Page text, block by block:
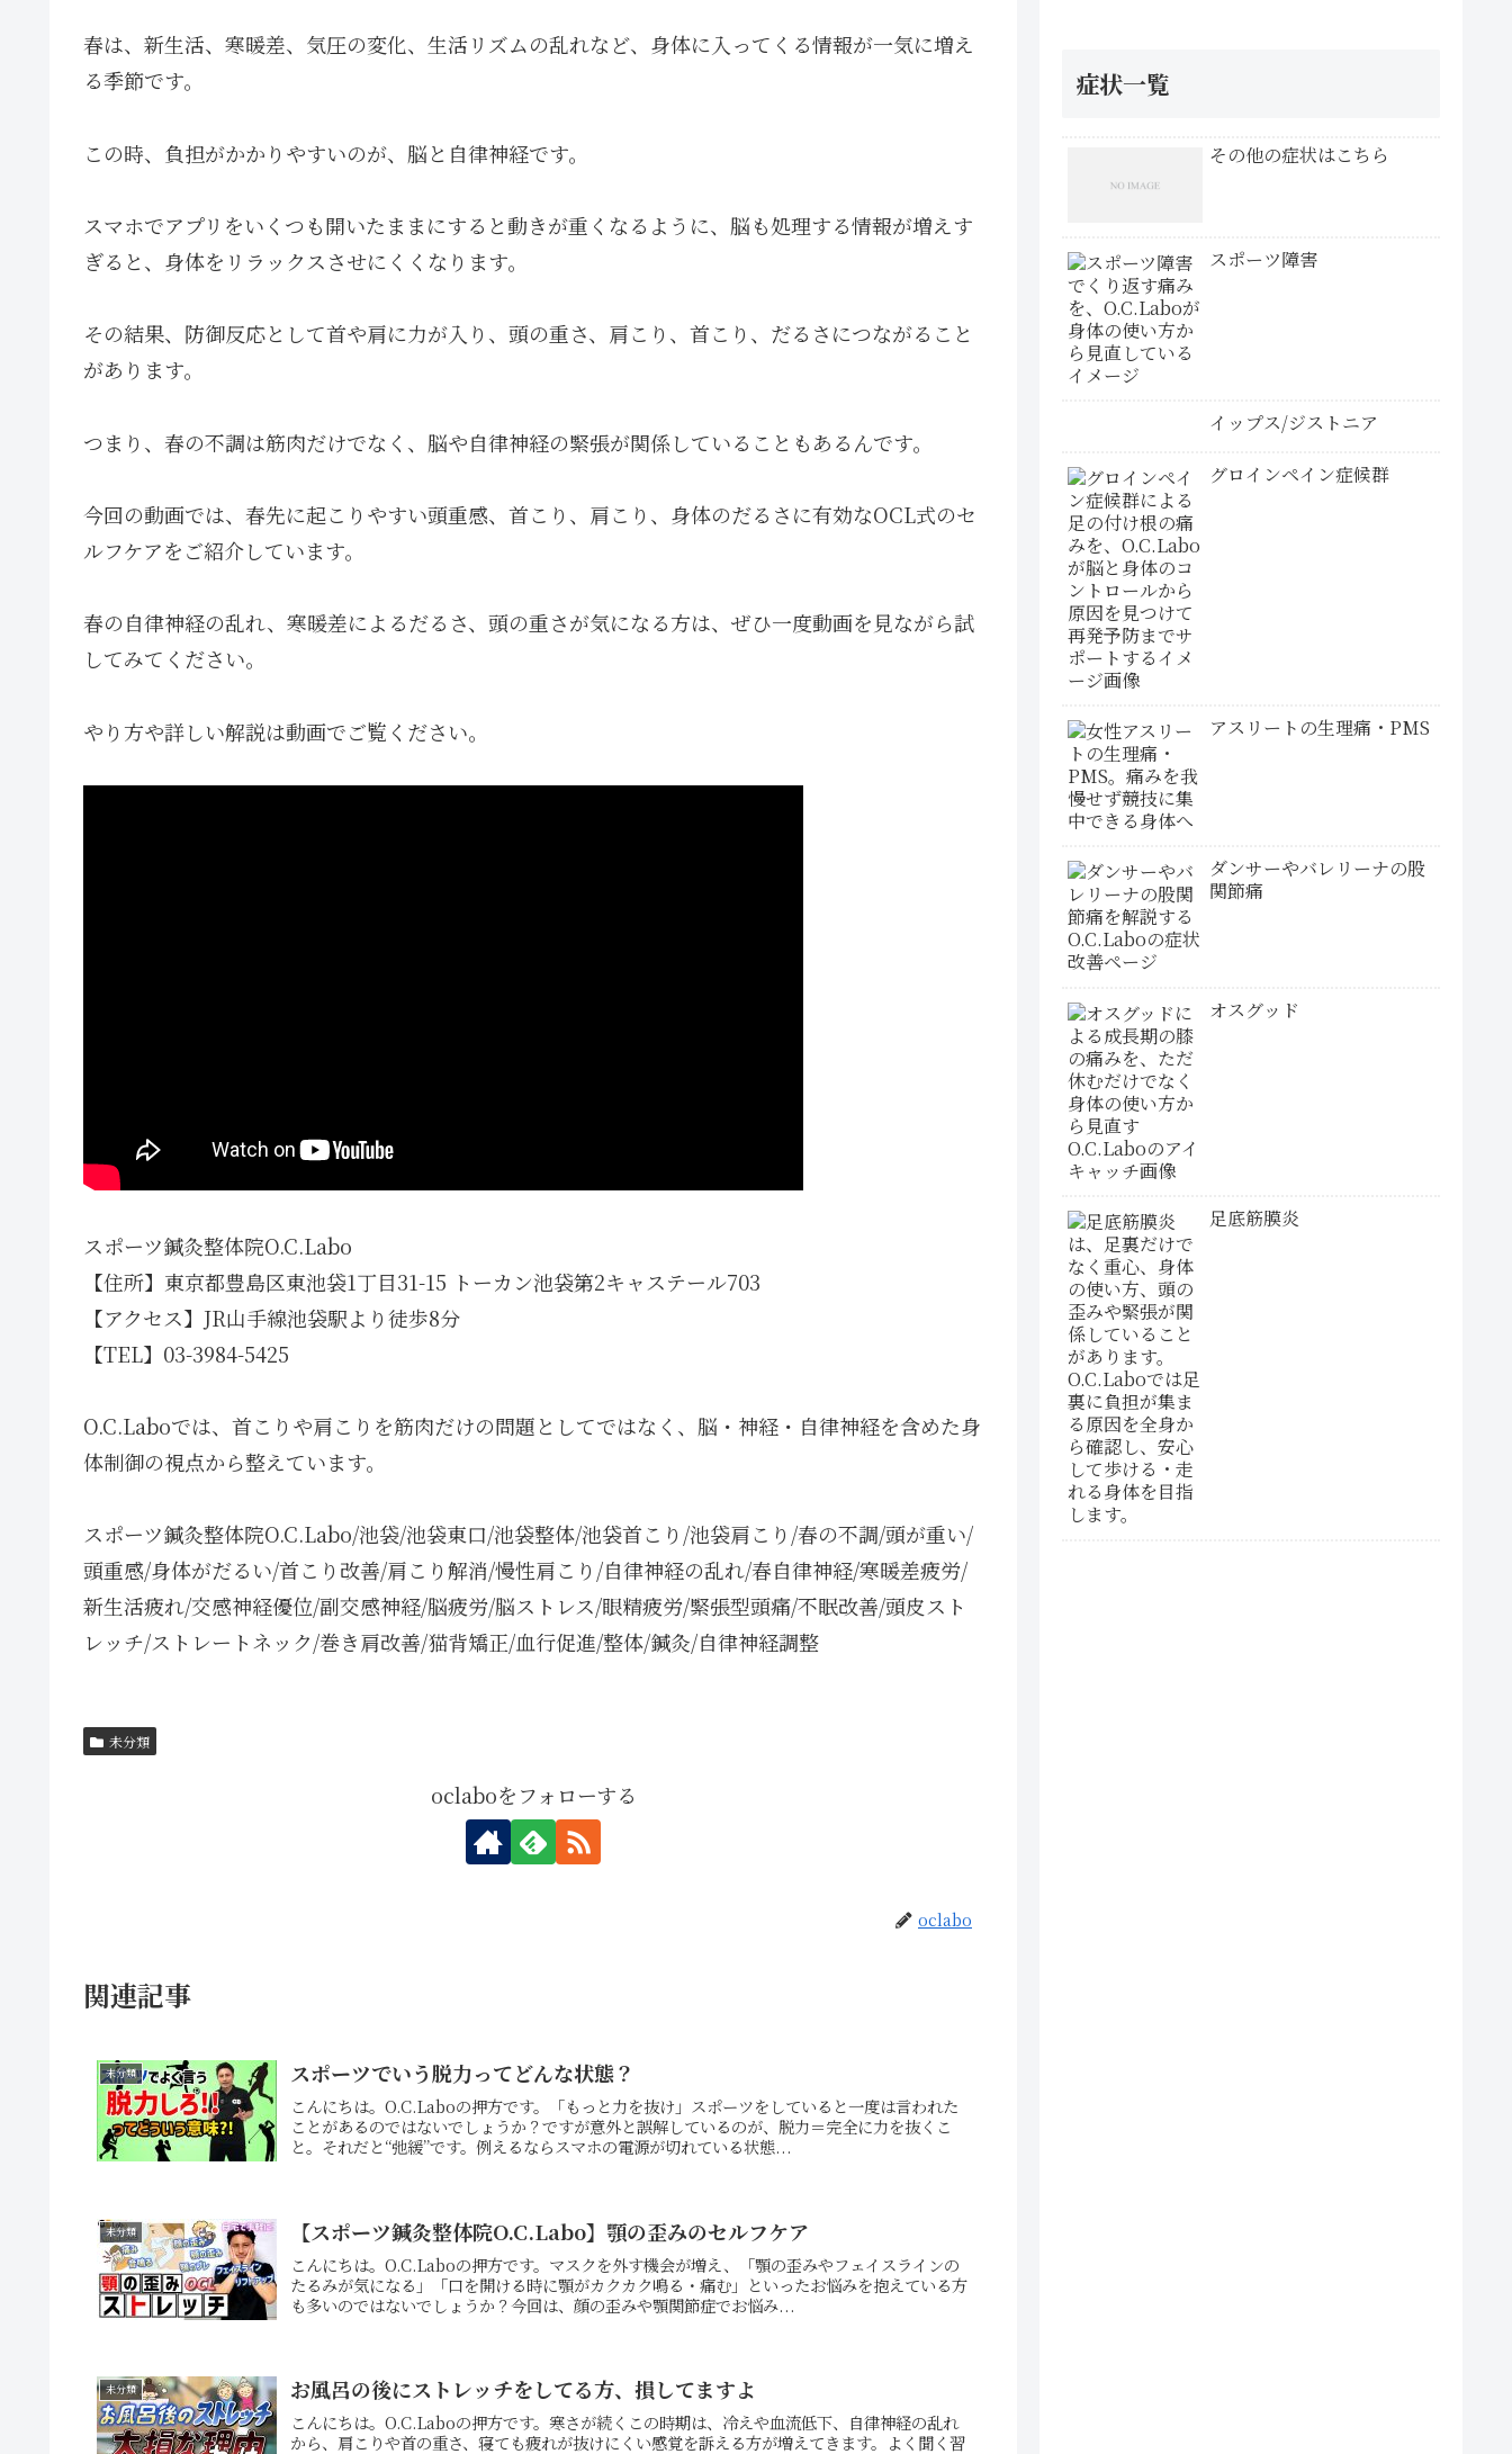
春は、新生活、寒暖差、気圧の変化、生活リズムの乱れなど、身体に入ってくる情報が一気に増え
る季節です。
この時、負担がかかりやすいのが、脳と自律神経です。
スマホでアプリをいくつも開いたままにすると動きが重くなるように、脳も処理する情報が増えす
ぎると、身体をリラックスさせにくくなります。
その結果、防御反応として首や肩に力が入り、頭の重さ、肩こり、首こり、だるさにつながること
があります。
つまり、春の不調は筋肉だけでなく、脳や自律神経の緊張が関係していることもあるんです。
今回の動画では、春先に起こりやすい頭重感、首こり、肩こり、身体のだるさに有効なOCL式のセ
ルフケアをご紹介しています。
春の自律神経の乱れ、寒暖差によるだるさ、頭の重さが気になる方は、ぜひ一度動画を見ながら試
してみてください。
やり方や詳しい解説は動画でご覧ください。
スポーツ鍼灸整体院O.C.Labo
【住所】東京都豊島区東池袋1丁目31-15 トーカン池袋第2キャステール703
【アクセス】JR山手線池袋駅より徒歩8分
【TEL】03-3984-5425
O.C.Laboでは、首こりや肩こりを筋肉だけの問題としてではなく、脳・神経・自律神経を含めた身
体制御の視点から整えています。
スポーツ鍼灸整体院O.C.Labo/池袋/池袋東口/池袋整体/池袋首こり/池袋肩こり/春の不調/頭が重い/
頭重感/身体がだるい/首こり改善/肩こり解消/慢性肩こり/自律神経の乱れ/春自律神経/寒暖差疲労/
新生活疲れ/交感神経優位/副交感神経/脳疲労/脳ストレス/眼精疲労/緊張型頭痛/不眠改善/頭皮スト
レッチ/ストレートネック/巻き肩改善/猫背矯正/血行促進/整体/鍼灸/自律神経調整
未分類
oclaboをフォローする
oclabo
関連記事
未分類 スポーツでいう脱力ってどんな状態？
こんにちは。O.C.Laboの押方です。「もっと力を抜け」スポーツをしていると一度は言われた
ことがあるのではないでしょうか？ですが意外と誤解しているのが、脱力＝完全に力を抜くこ
と。それだと“弛緩”です。例えるならスマホの電源が切れている状態...
未分類 【スポーツ鍼灸整体院O.C.Labo】顎の歪みのセルフケア
こんにちは。O.C.Laboの押方です。マスクを外す機会が増え、「顎の歪みやフェイスラインの
たるみが気になる」「口を開ける時に顎がカクカク鳴る・痛む」といったお悩みを抱えている方
も多いのではないでしょうか？今回は、顔の歪みや顎関節症でお悩み...
未分類 お風呂の後にストレッチをしてる方、損してますよ
こんにちは。O.C.Laboの押方です。寒さが続くこの時期は、冷えや血流低下、自律神経の乱れ
から、肩こりや首の重さ、寝ても疲れが抜けにくい感覚を訴える方が増えてきます。よく聞く習
症状一覧
その他の症状はこちら
スポーツ障害
イップス/ジストニア
グロインペイン症候群
アスリートの生理痛・PMS
ダンサーやバレリーナの股
関節痛
オスグッド
足底筋膜炎